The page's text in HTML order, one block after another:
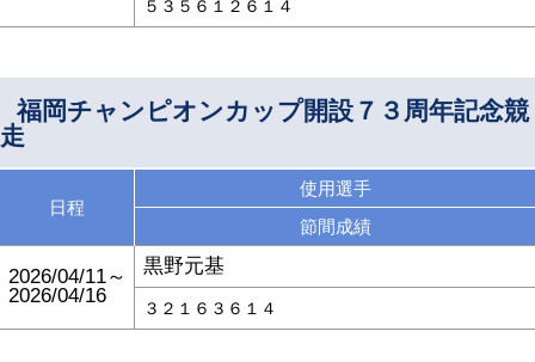
５３５６１２６１４
福岡チャンピオンカップ開設７３周年記念競
走
日程
使用選手
節間成績
2026/04/11～
2026/04/16
黒野元基
３２１６３６１４